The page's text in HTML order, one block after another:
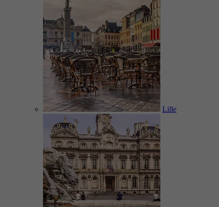
Lille